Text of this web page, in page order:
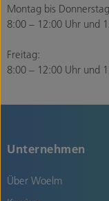
Montag bis
8:00 – 12:00 Uhr und
Freitag:
8:00 – 12:00 Uhr und
Unternehmen
Über Woelm